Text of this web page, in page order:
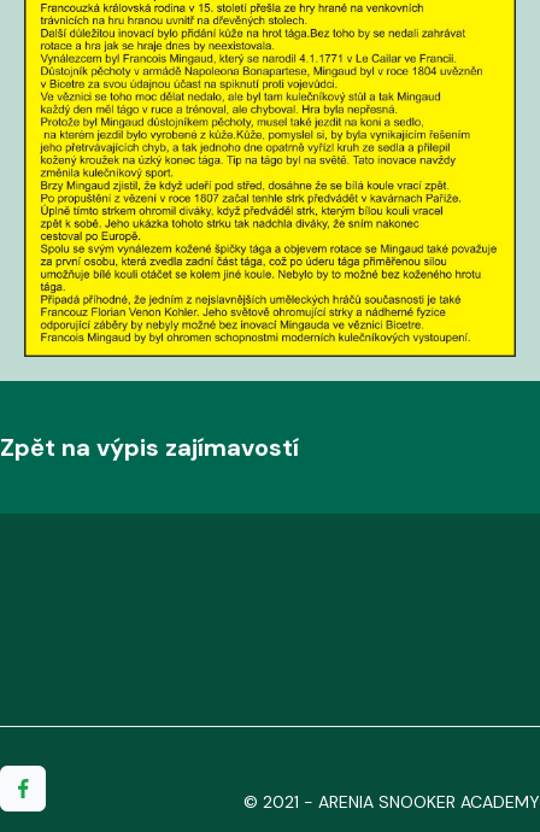
Zpět na výpis zajímavostí
© 2021 - ARENIA SNOOKER ACADEMY